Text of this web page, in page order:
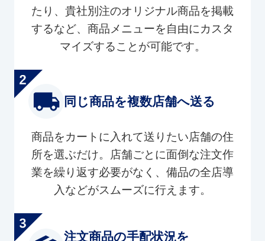
たり、貴社別注のオリジナル商品を掲載
するなど、商品メニューを自由にカスタ
マイズすることが可能です。
同じ商品を複数店舗へ送る
商品をカートに入れて送りたい店舗の住
所を選ぶだけ。店舗ごとに面倒な注文作
業を繰り返す必要がなく、備品の全店導
入などがスムーズに行えます。
注文商品の手配状況を